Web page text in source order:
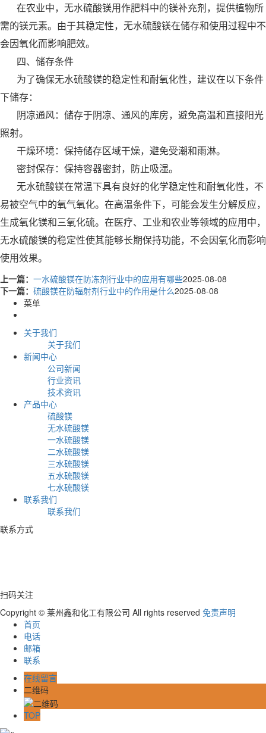
在农业中，无水硫酸镁用作肥料中的镁补充剂，提供植物所
需的镁元素。由于其稳定性，无水硫酸镁在储存和使用过程中不
会因氧化而影响肥效。
四、储存条件
为了确保无水硫酸镁的稳定性和耐氧化性，建议在以下条件
下储存：
阴凉通风：储存于阴凉、通风的库房，避免高温和直接阳光
照射。
干燥环境：保持储存区域干燥，避免受潮和雨淋。
密封保存：保持容器密封，防止吸湿。
无水硫酸镁在常温下具有良好的化学稳定性和耐氧化性，不
易被空气中的氧气氧化。在高温条件下，可能会发生分解反应，
生成氧化镁和三氧化硫。在医疗、工业和农业等领域的应用中，
无水硫酸镁的稳定性使其能够长期保持功能，不会因氧化而影响
使用效果。
上一篇： 一水硫酸镁在防冻剂行业中的应用有哪些2025-08-08
下一篇： 硫酸镁在防辐射剂行业中的作用是什么2025-08-08
菜单
关于我们
关于我们
新闻中心
公司新闻
行业资讯
技术资讯
产品中心
硫酸镁
无水硫酸镁
一水硫酸镁
二水硫酸镁
三水硫酸镁
五水硫酸镁
七水硫酸镁
联系我们
联系我们
联系方式
扫码关注
Copyright © 莱州鑫和化工有限公司 All rights reserved 免责声明
首页
电话
邮箱
联系
在线留言
二维码
TOP